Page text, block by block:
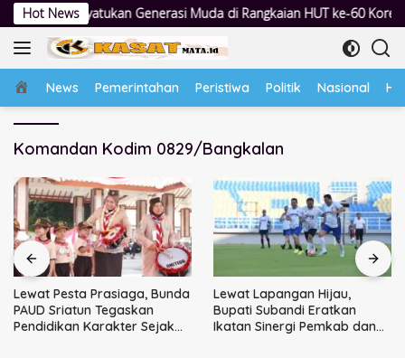
Langsung
ke
konten
Hot News
Generasi Muda di Rangkaian HUT ke-60 Korem Bhaskara Jaya
Home
News Pemerintahan Peristiwa Politik Nasional
Komandan Kodim 0829/Bangkalan
Lewat Pesta Prasiaga, Bunda
PAUD Sriatun Tegaskan
Pendidikan Karakter Sejak
Lewat Lapangan Hijau,
Bupati Subandi Eratkan
Ikatan Sinergi Pemkab dan